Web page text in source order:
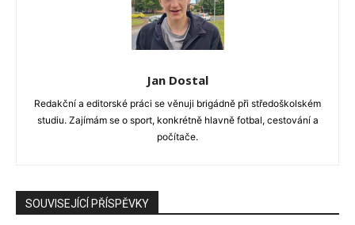
Jan Dostal
Redakční a editorské práci se věnuji brigádně při středoškolském
studiu. Zajímám se o sport, konkrétně hlavně fotbal, cestování a
počítače.
SOUVISEJÍCÍ PŘÍSPĚVKY